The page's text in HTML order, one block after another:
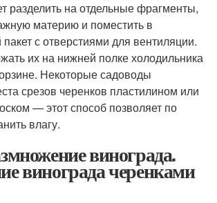
разделить на отдельные фрагменты,
материю и поместить в
с отверстиями для вентиляции.
их на нижней полке холодильника
Некоторые садоводы
срезов черенков пластилином или
— этот способ позволяет по
влагу.
винограда.
винограда черенками